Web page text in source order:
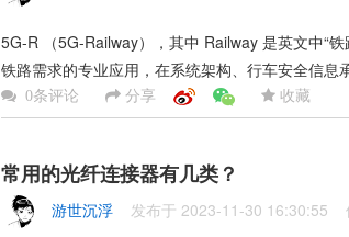
5G-R （5G-Railway），其中 Railway 是英文中“
铁路需求的专业应用，在系统架构、行车安全信息
0条评论 分享 收藏
常用的光纤连接器有几类？
游世沉浮 发布于 2023-11-30 16:30:55